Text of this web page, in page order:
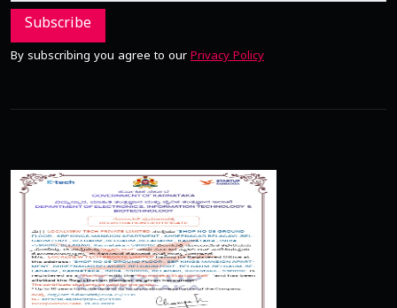
Subscribe
By subscribing you agree to our Privacy Policy